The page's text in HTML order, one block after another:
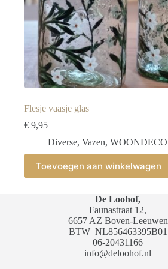
Flesje vaasje glas
€ 9,95
Diverse, Vazen, WOONDECO
Toevoegen aan winkelwagen
De Loohof,
Faunastraat 12,
6657 AZ Boven-Leeuwen
BTW NL856463395B01
06-20431166
info@deloohof.nl